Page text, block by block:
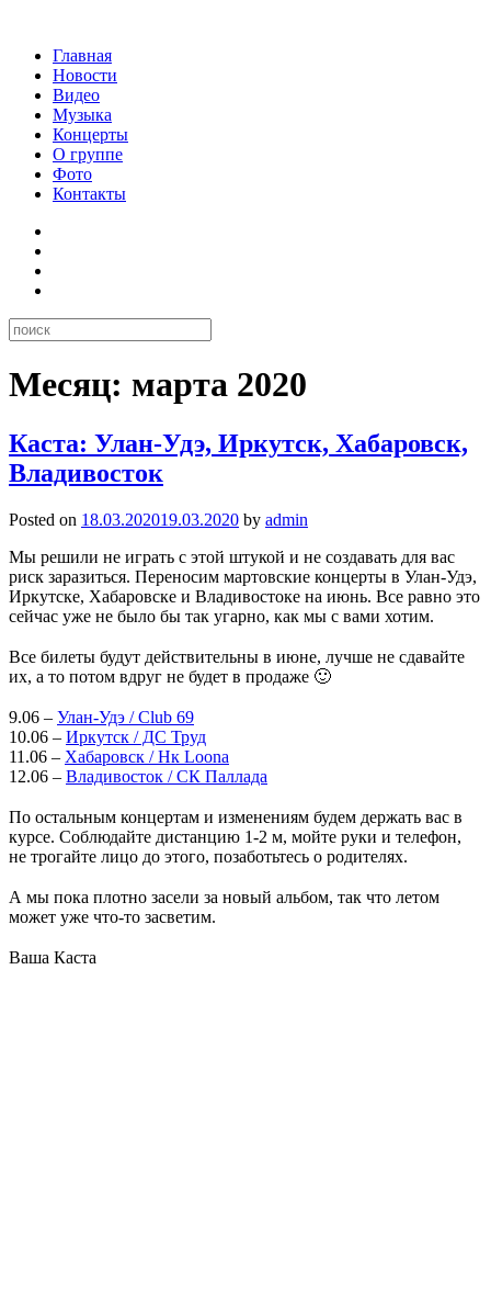
Главная
Новости
Видео
Музыка
Концерты
О группе
Фото
Контакты
Месяц: марта 2020
Каста: Улан-Удэ, Иркутск, Хабаровск,
Владивосток
Posted on 18.03.202019.03.2020 by admin
Мы решили не играть с этой штукой и не создавать для вас
риск заразиться. Переносим мартовские концерты в Улан-Удэ,
Иркутске, Хабаровске и Владивостоке на июнь. Все равно это
сейчас уже не было бы так угарно, как мы с вами хотим.
Все билеты будут действительны в июне, лучше не cдавайте
их, а то потом вдруг не будет в продаже 🙂
9.06 – Улан-Удэ / Club 69
10.06 – Иркутск / ДС Труд
11.06 – Хабаровск / Нк Loona
12.06 – Владивосток / СК Паллада
По остальным концертам и изменениям будем держать вас в
курсе. Соблюдайте дистанцию 1-2 м, мойте руки и телефон,
не трогайте лицо до этого, позаботьтесь о родителях.
А мы пока плотно засели за новый альбом, так что летом
может уже что-то засветим.
Ваша Каста